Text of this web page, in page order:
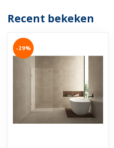
Recent bekeken
-29%